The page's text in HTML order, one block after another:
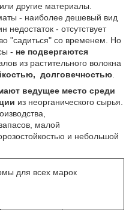
другие материалы.
- наиболее дешевый вид
недостаток - отсутствует
"садиться" со временем. Но
- не подвергаются
из растительного волокна
долговечностью
ведущее место среди
из неорганического сырья.
малой
и небольшой
для всех марок